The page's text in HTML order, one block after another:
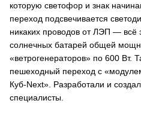
которую светофор и знак
переход подсвечивается
никаких проводов от ЛЭП ― всё
солнечных батарей общей
«ветрогенераторов» по 600 Вт.
пешеходный переход с
Куб-Next». Разработали и
специалисты.